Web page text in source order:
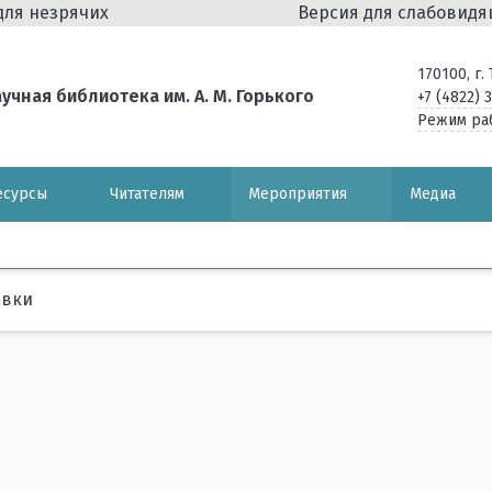
незрячих Версия для
библиотека им. А. М. Горького
170100,
+7 (4822)
Режим
Читателям Мероприятия Медиа